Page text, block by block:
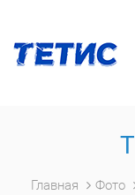
Главная Фото